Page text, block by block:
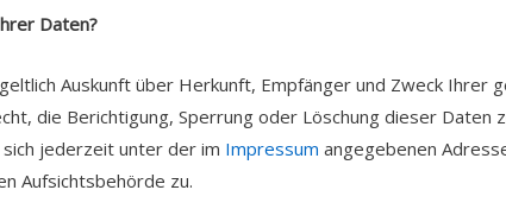
Daten?
Auskunft über Herkunft, Empfänger und Zweck Ihrer
die Berichtigung, Sperrung oder Löschung dieser
sich jederzeit unter der im Impressum angegebenen
Aufsichtsbehörde zu.